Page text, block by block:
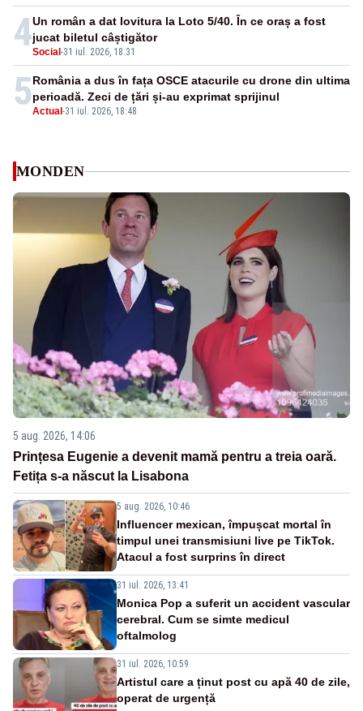
4Social -31 iul. 2026, 18:31
Un român a dat lovitura la Loto 5/40. În ce oraș a fost
jucat biletul câștigător
5Actual -31 iul. 2026, 18:48
România a dus în fața OSCE atacurile cu drone din ultima
perioadă. Zeci de țări și-au exprimat sprijinul
MONDEN
5 aug. 2026, 14:06
Prințesa Eugenie a devenit mamă pentru a treia oară.
Fetița s-a născut la Lisabona
5 aug. 2026, 10:46
Influencer mexican, împușcat mortal în
timpul unei transmisiuni live pe TikTok.
Atacul a fost surprins în direct
31 iul. 2026, 13:41
Monica Pop a suferit un accident vascular
cerebral. Cum se simte medicul
oftalmolog
31 iul. 2026, 10:59
Artistul care a ținut post cu apă 40 de zile,
operat de urgență